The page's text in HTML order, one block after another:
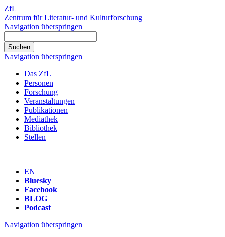
ZfL
Zentrum für Literatur- und Kulturforschung
Navigation überspringen
Navigation überspringen
Das ZfL
Personen
Forschung
Veranstaltungen
Publikationen
Mediathek
Bibliothek
Stellen
EN
Bluesky
Facebook
BLOG
Podcast
Navigation überspringen